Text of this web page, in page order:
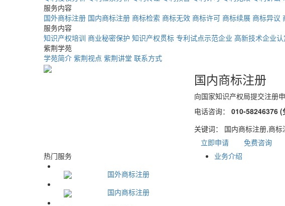
服务内容
国外商标注册 国内商标注册 商标检索 商标无效 商标许可 商标续展 商标异议
服务内容
知识产权培训 商业秘密保护 知识产权贯标 专利试点示范企业 高新技术企业认
紫荆学苑
学苑简介 紫荆视点 紫荆讲堂 联系方式
国内商标注册
向国家知识产权局提交注册
电话咨询： 010-58246376 (
关键词： 国内商标注册,商
立即申请
免费咨询
热门服务
国外商标注册
国内商标注册
业务介绍